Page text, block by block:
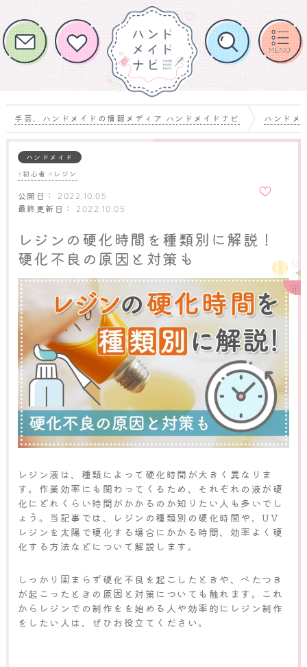
手芸、ハンドメイドの情報メディア ハンドメイドナビ ハンドメ
ハンドメイド
初心者 レジン
公開日： 2022.10.05
最終更新日： 2022.10.05
入りに
レジンの硬化時間を種類別に解説！
硬化不良の原因と対策も
レジン液は、種類によって硬化時間が大きく異なりま
す。作業効率にも関わってくるため、それぞれの液が硬
化にどれくらい時間がかかるのか知りたい人も多いでし
ょう。当記事では、レジンの種類別の硬化時間や、UV
レジンを太陽で硬化する場合にかかる時間、効率よく硬
化する方法などについて解説します。
しっかり固まらず硬化不良を起こしたときや、べたつき
が起こったときの原因と対策についても触れます。これ
からレジンでの制作をを始める人や効率的にレジン制作
をしたい人は、ぜひお役立てください。